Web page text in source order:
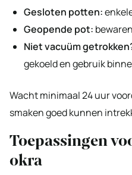
Gesloten potten:
Geopende pot:
Niet vacuüm
gekoeld en gebruik
Wacht minimaal 24 uur
smaken goed kunnen
Toepassingen
okra